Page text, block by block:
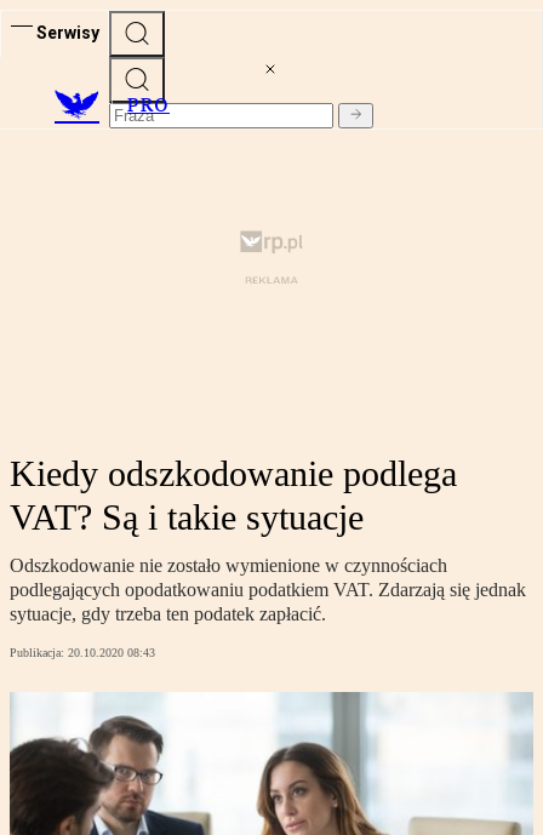
Serwisy
PRO
Kiedy odszkodowanie podlega
VAT? Są i takie sytuacje
Odszkodowanie nie zostało wymienione w czynnościach
podlegających opodatkowaniu podatkiem VAT. Zdarzają się jednak
sytuacje, gdy trzeba ten podatek zapłacić.
Publikacja: 20.10.2020 08:43